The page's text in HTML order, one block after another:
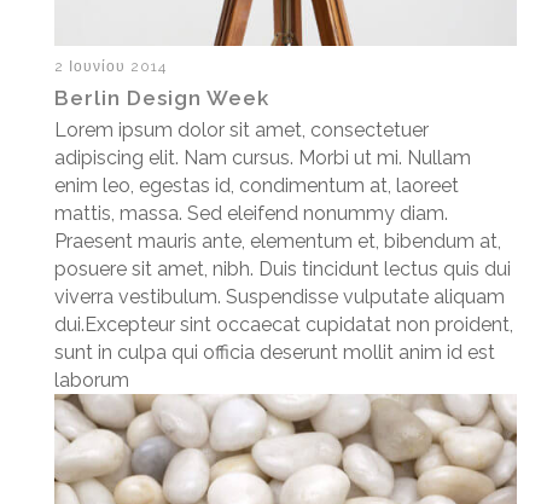
2 Ιουνίου 2014
Berlin Design Week
Lorem ipsum dolor sit amet, consectetuer
adipiscing elit. Nam cursus. Morbi ut mi. Nullam
enim leo, egestas id, condimentum at, laoreet
mattis, massa. Sed eleifend nonummy diam.
Praesent mauris ante, elementum et, bibendum at,
posuere sit amet, nibh. Duis tincidunt lectus quis dui
viverra vestibulum. Suspendisse vulputate aliquam
dui.Excepteur sint occaecat cupidatat non proident,
sunt in culpa qui officia deserunt mollit anim id est
laborum